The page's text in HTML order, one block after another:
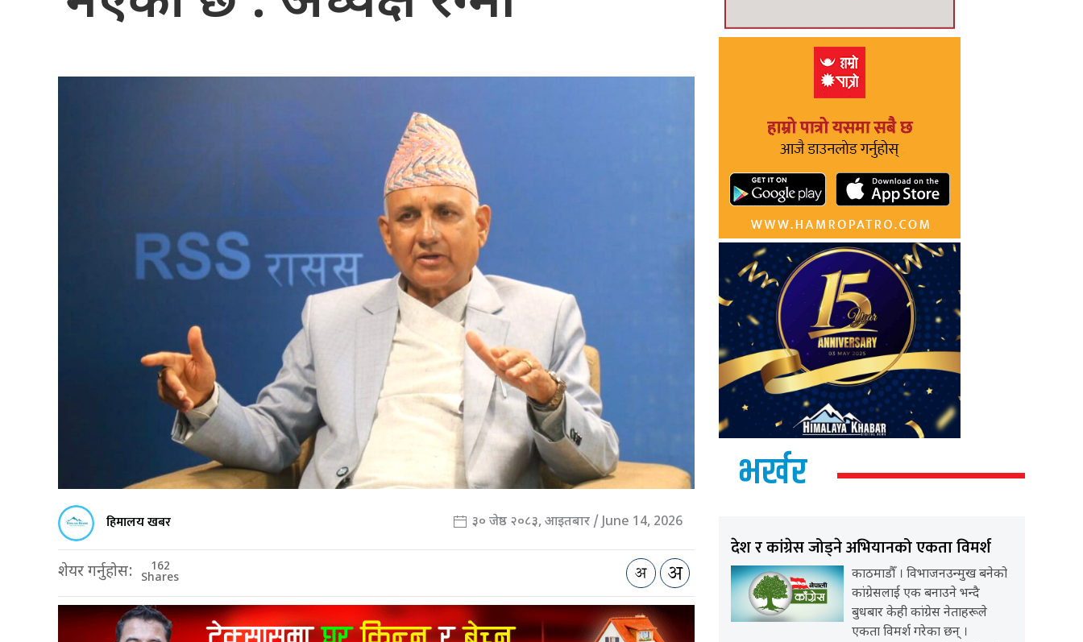
हिमालय खबर ३० जेष्ठ २०८३, आइतबार / June 14, 2026
शेयर गर्नुहोस: 162
Shares
भर्खर
देश र कांग्रेस जोड्ने अभियानको एकता विमर्श
काठमाडौँ । विभाजनउन्मुख बनेको
कांग्रेसलाई एक बनाउने भन्दै
बुधबार केही कांग्रेस नेताहरूले
एकता विमर्श गरेका छन् ।